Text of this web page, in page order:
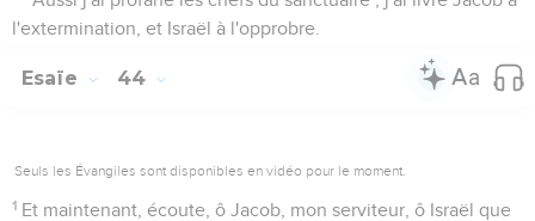
l'extermination, et Israël à l'opprobre.
Esaïe 44
Seuls les Évangiles sont disponibles en vidéo pour le moment.
1 Et maintenant, écoute, ô Jacob, mon serviteur, ô Israël que